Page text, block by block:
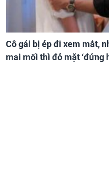
Cô gái bị ép đi xem mắt,
mai mối thì đỏ mặt ‘đứng